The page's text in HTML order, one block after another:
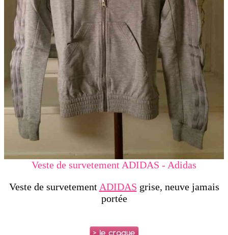
Veste de survetement ADIDAS - Adidas
Veste de survetementADIDAS grise, neuve jamais
portée